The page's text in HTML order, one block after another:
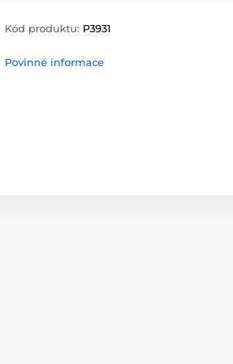
Kód produktu: P3931
Povinné informace